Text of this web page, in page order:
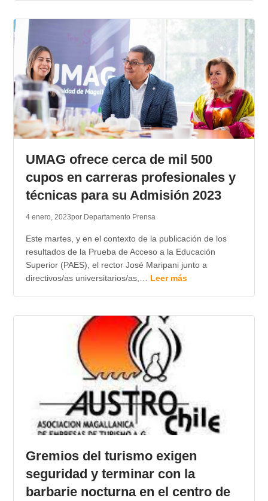
UMAG ofrece cerca de mil 500
cupos en carreras profesionales y
técnicas para su Admisión 2023
4 enero, 2023por Departamento Prensa
Este martes, y en el contexto de la publicación de los
resultados de la Prueba de Acceso a la Educación
Superior (PAES), el rector José Maripani junto a
directivos/as universitarios/as,… Leer más
Gremios del turismo exigen
seguridad y terminar con la
barbarie nocturna en el centro de